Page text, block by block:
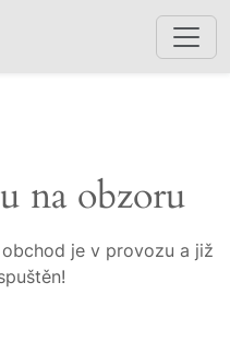
na obzoru
je v provozu a již